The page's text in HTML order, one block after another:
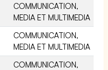
COMMUNICATION,
MEDIA ET MULTIMEDIA
COMMUNICATION,
MEDIA ET MULTIMEDIA
COMMUNICATION,